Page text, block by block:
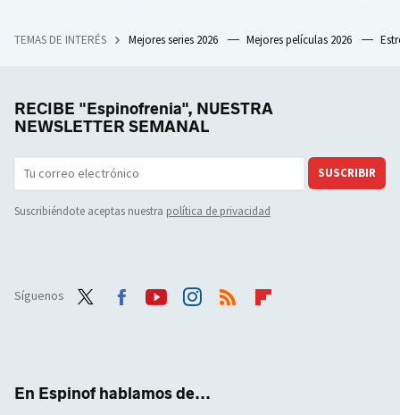
TEMAS DE INTERÉS Mejores series 2026 Mejores películas 2026
RECIBE "Espinofrenia", NUESTRA
NEWSLETTER SEMANAL
SUSCRIBIR
Suscribiéndote aceptas nuestra política de privacidad
Síguenos
En Espinof hablamos de...